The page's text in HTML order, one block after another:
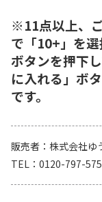
※11点以上、
で「10+」を選
ボタンを押下
に入れる」ボ
です。
販売者
株式会社ゆ
TEL
0120-797-575